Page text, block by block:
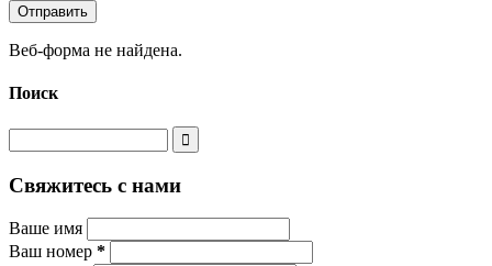
Веб-форма не найдена.
Поиск
Свяжитесь с нами
Ваше имя
Ваш номер *